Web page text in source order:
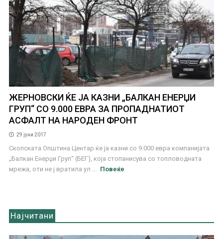
ЖЕРНОВСКИ ЌЕ ЈА КАЗНИ „БАЛКАН ЕНЕРЏИ
ГРУП“ СО 9.000 ЕВРА ЗА ПРОПАДНАТИОТ
АСФАЛТ НА НАРОДЕН ФРОНТ
29 јуни 2017
Скопската Општина Центар ќе ја казни со 9.000 евра компанијата
„Балкан Енерџи Груп“ (БЕГ), која стопанисува со топловодната
мрежа, оти не ј вратила ул ...
Повеќе
Најчитани